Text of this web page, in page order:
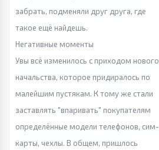
забрать, подменяли друг друга, где
такое ещё найдешь.
Негативные моменты
Увы всё изменилось с приходом нового
начальства, которое придиралось по
малейшим пустякам. К тому же стали
заставлять "впаривать" покупателям
определённые модели телефонов, сим-
карты, чехлы. В общем, пришлось